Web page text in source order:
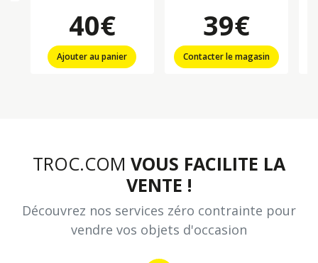
40€
Ajouter au panier
39€
Contacter le magasin
TROC.COM VOUS FACILITE LA
VENTE !
Découvrez nos services zéro contrainte pour
vendre vos objets d'occasion